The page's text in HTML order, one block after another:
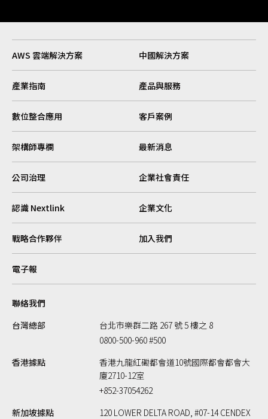
AWS 雲端解決方案 中國解決方案
產業指南 產品與服務
數位整合應用 客戶案例
架構師專欄 最新消息
公司治理 企業社會責任
認識 Nextlink 企業文化
戰略合作夥伴 加入我們
電子報
聯絡我們
台灣總部
台北市樂群二路 267 號 5 樓之 8
0800-500-960 #500
香港據點
香港九龍紅磡都會道10號國際都會都會大
廈2710-12室
+852-37054262
新加坡據點
120 LOWER DELTA ROAD, #07-14 CENDEX